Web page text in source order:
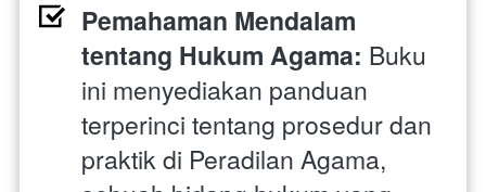
Pemahaman Mendalam
tentang Hukum Agama: Buku
ini menyediakan panduan
terperinci tentang prosedur dan
praktik di Peradilan Agama,